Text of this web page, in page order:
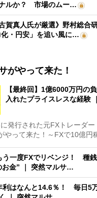
ルか？ 市場のムー…
賀真人氏が厳選》野村総合
化・円安」を追い風に…
がやって来た！
【最終回】1億6000万円の
入れたプライスレスな経験
発行された元FXトレーダー
やって来た！～FXで10億円
う一度FXでリベンジ！ 種
お金” ｜ 突然マルサ…
利はなんと14.6％！ 毎日5